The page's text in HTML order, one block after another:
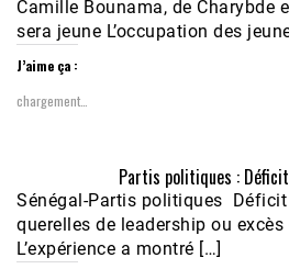
Camille Bounama, de Charybde
sera jeune L’occupation des
J’aime ça :
chargement…
Partis politiques :
Sénégal-Partis politiques Déficit
querelles de leadership ou
L’expérience a montré […]